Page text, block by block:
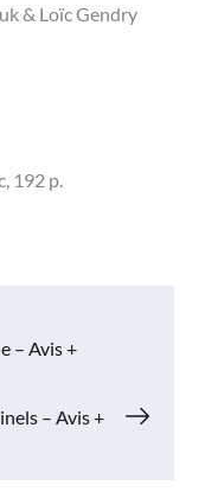
& Loïc Gendry
192 p.
– Avis +
– Avis +